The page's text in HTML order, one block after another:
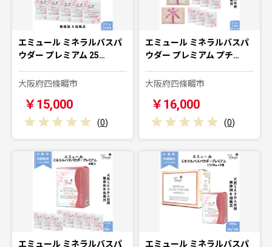
エミュール ミネラルバスパ
ウダー プレミアム 25…
大阪府四條畷市
￥15,000
(0)
エミュール ミネラルバスパ
ウダー プレミアム プチ…
大阪府四條畷市
￥16,000
(0)
エミュール ミネラルバスパ
エミュール ミネラルバスパ